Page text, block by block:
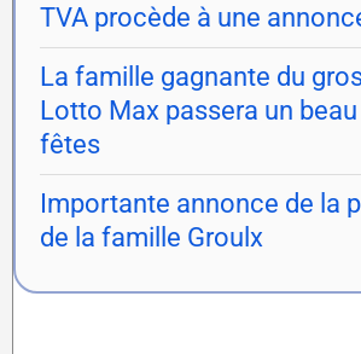
TVA procède à une
La famille gagnante du
Lotto Max passera un
fêtes
Importante annonce de la
de la famille Groulx